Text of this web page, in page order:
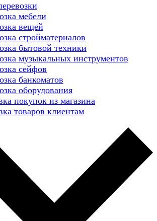
мебели
вещей
стройматериалов
бытовой техники
музыкальных инструментов
сейфов
банкоматов
оборудования
покупок из магазина
товаров клиентам